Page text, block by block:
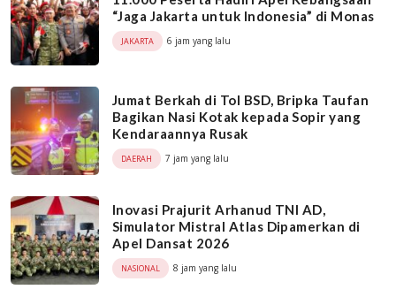
“Jaga Jakarta untuk Indonesia” di Monas
JAKARTA 6 jam yang lalu
Jumat Berkah di Tol BSD, Bripka Taufan
Bagikan Nasi Kotak kepada Sopir yang
Kendaraannya Rusak
DAERAH 7 jam yang lalu
Inovasi Prajurit Arhanud TNI AD,
Simulator Mistral Atlas Dipamerkan di
Apel Dansat 2026
NASIONAL 8 jam yang lalu